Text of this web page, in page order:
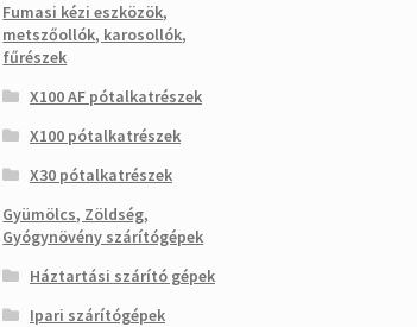
Fumasi kézi eszközök,
metszőollók, karosollók,
fűrészek
X100 AF pótalkatrészek
X100 pótalkatrészek
X30 pótalkatrészek
Gyümölcs, Zöldség,
Gyógynövény szárítógépek
Háztartási szárító gépek
Ipari szárítógépek